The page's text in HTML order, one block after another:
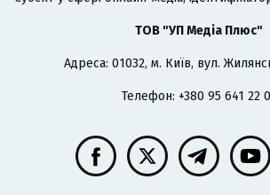
ТОВ "УП Медіа Плюс"
Адреса: 01032, м. Київ, вул.
Телефон: +380 95 641 22